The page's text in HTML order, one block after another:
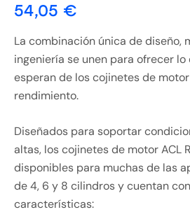
54,05 €
La combinación única de diseño,
ingeniería se unen para ofrecer
esperan de los cojinetes de
rendimiento.
Diseñados para soportar
altas, los cojinetes de motor ACL
disponibles para muchas de las
de 4, 6 y 8 cilindros y cuentan
características: